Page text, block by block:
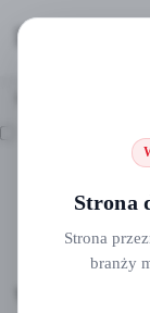
Strona
Strona
branży
Wężyk do